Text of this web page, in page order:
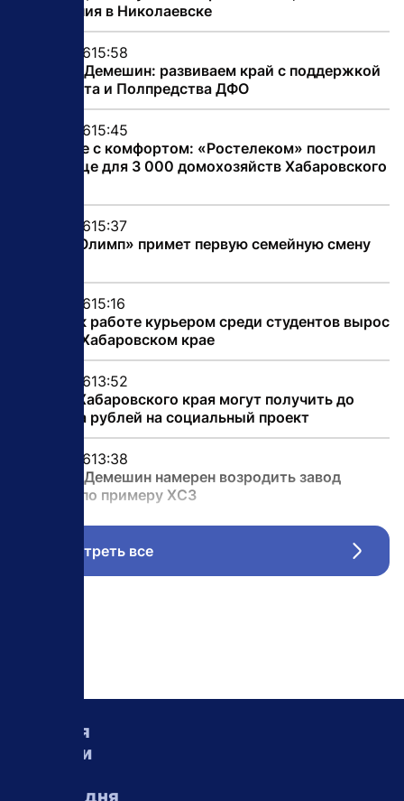
разрушения в Николаевске
07.08.202615:58
Дмитрий Демешин: развиваем край с поддержкой
Президента и Полпредства ДФО
07.08.202615:45
Ускорение с комфортом: «Ростелеком» построил
оптику еще для 3 000 домохозяйств Хабаровского
07.08.202615:37
Лагерь «Олимп» примет первую семейную смену
07.08.202615:16
Интерес к работе курьером среди студентов вырос
на 32% в Хабаровском крае
07.08.202613:52
Жители Хабаровского края могут получить до
миллиона рублей на социальный проект
07.08.202613:38
Дмитрий Демешин намерен возродить завод
«Якорь» по примеру ХСЗ
Посмотреть все
Главная
Новости
Вопрос дня